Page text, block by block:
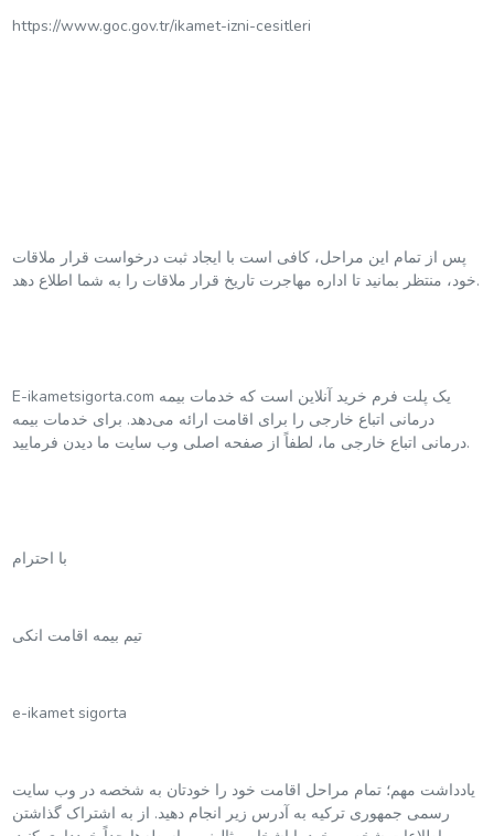
https://www.goc.gov.tr/ikamet-izni-cesitleri
پس از تمام این مراحل، کافی است با ایجاد ثبت درخواست قرار ملاقات
خود، منتظر بمانید تا اداره مهاجرت تاریخ قرار ملاقات را به شما اطلاع دهد.
E-ikametsigorta.com یک پلت فرم خرید آنلاین است که خدمات بیمه
درمانی اتباع خارجی را برای اقامت ارائه می‌دهد. برای خدمات بیمه
درمانی اتباع خارجی ما، لطفاً از صفحه اصلی وب سایت ما دیدن فرمایید.
با احترام
تیم بیمه اقامت انکی
e-ikamet sigorta
یادداشت مهم؛ تمام مراحل اقامت خود را خودتان به شخصه در وب سایت
رسمی جمهوری ترکیه به آدرس زیر انجام دهید. از به اشتراک گذاشتن